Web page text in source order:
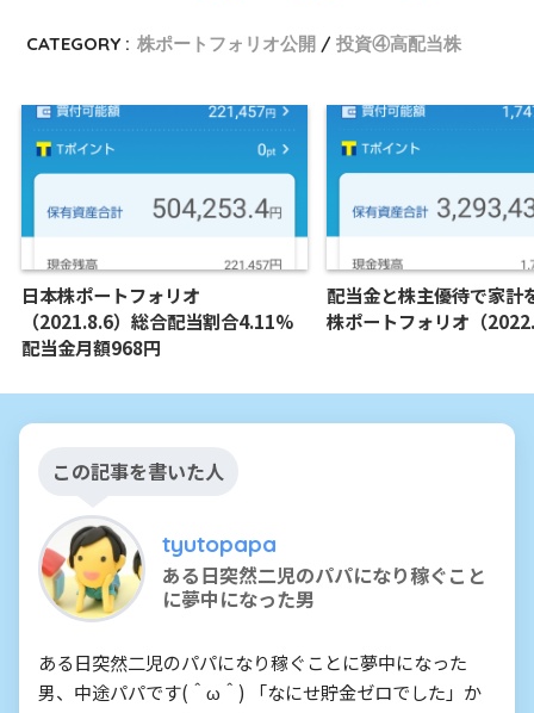
CATEGORY : 株ポートフォリオ公開 投資④高配当株
日本株ポートフォリオ
（2021.8.6）総合配当割合4.11%
配当金月額968円
配当金と株主優待で家計
株ポートフォリオ（
この記事を書いた人
tyutopapa
ある日突然二児のパパになり稼ぐこと
に夢中になった男
ある日突然二児のパパになり稼ぐことに夢中になった
男、中途パパです(＾ω＾) 「なにせ貯金ゼロでした」か